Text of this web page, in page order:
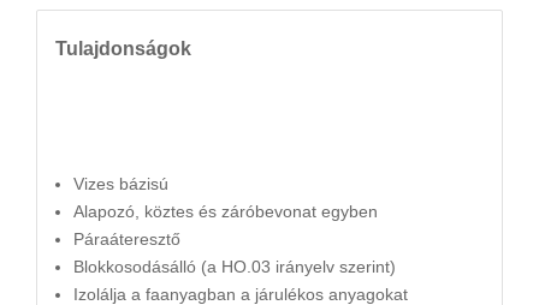
Tulajdonságok
Vizes bázisú
Alapozó, köztes és záróbevonat egyben
Páraáteresztő
Blokkosodásálló (a HO.03 irányelv szerint)
Izolálja a faanyagban a járulékos anyagokat